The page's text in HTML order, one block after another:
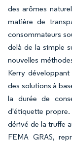
des arômes
matière de
consommateurs
delà de la simple
nouvelles
Kerry
des solutions à
la durée de
d'étiquette propre.
dérivé de la truffe
FEMA GRAS,